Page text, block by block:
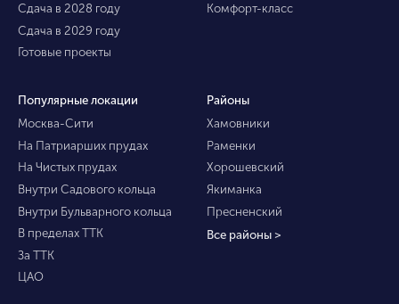
Сдача в 2028 году
Сдача в 2029 году
Готовые проекты
Комфорт-класс
Популярные локации
Москва-Сити
На Патриарших прудах
На Чистых прудах
Внутри Садового кольца
Внутри Бульварного кольца
В пределах ТТК
За ТТК
ЦАО
Районы
Хамовники
Раменки
Хорошевский
Якиманка
Пресненский
Все районы >